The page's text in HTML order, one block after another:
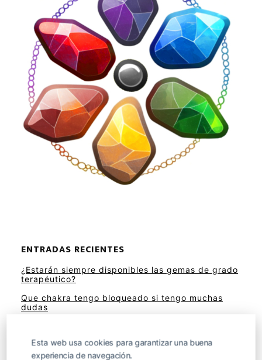
ENTRADAS RECIENTES
¿Estarán siempre disponibles las gemas de grado
terapéutico?
Que chakra tengo bloqueado si tengo muchas
dudas
Esta web usa cookies para garantizar una buena
experiencia de navegación.